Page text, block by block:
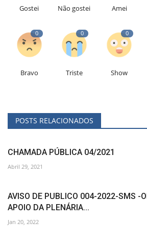
Gostei Não gostei Amei
0
Bravo
0
Triste
0
Show
POSTS RELACIONADOS
CHAMADA PÚBLICA 04/2021
Abril 29, 2021
AVISO DE PUBLICO 004-2022-SMS -
APOIO DA PLENÁRIA...
Jan 20, 2022